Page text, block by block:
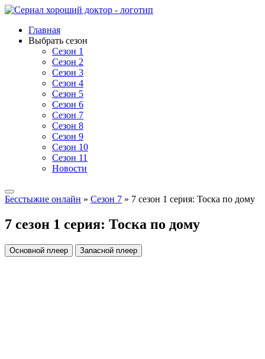
Главная
Выбрать сезон
Сезон 1
Сезон 2
Сезон 3
Сезон 4
Сезон 5
Сезон 6
Сезон 7
Сезон 8
Сезон 9
Сезон 10
Сезон 11
Новости
Бесстыжие онлайн » Сезон 7 » 7 сезон 1 серия: Тоска по дому
7 сезон 1 серия: Тоска по дому
Основной плеер Запасной плеер